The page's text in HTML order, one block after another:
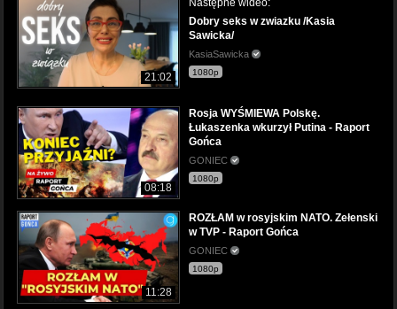
21:02
Dobry seks w zwiazku /Kasia
Sawicka/
KasiaSawicka
1080p
08:18
Rosja WYŚMIEWA Polskę.
Łukaszenka wkurzył Putina - Raport
Gońca
GONIEC
1080p
11:28
ROZŁAM w rosyjskim NATO. Zełenski
w TVP - Raport Gońca
GONIEC
1080p